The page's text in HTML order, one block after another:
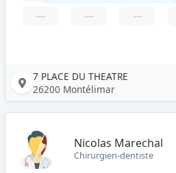
—
—
—
7 PLACE DU THEATRE
26200 Montélimar
Nicolas Marechal
Chirurgien-dentiste